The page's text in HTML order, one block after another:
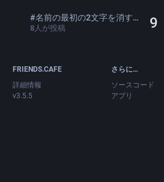
#名前の最初の2文字を消すと存在感薄くなる
8人が投稿 9
FRIENDS.CAFE
詳細情報
v3.5.5
さらに…
ソースコード
アプリ